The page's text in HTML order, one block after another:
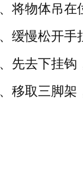
将物体吊在
缓慢松开手
先去下挂钩
移取三脚架